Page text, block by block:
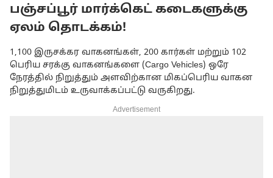
பஞ்சப்பூர் மார்க்கெட் கடைகளுக்கு
ஏலம் தொடக்கம்!
1,100 இருசக்கர வாகனங்கள், 200 கார்கள் மற்றும் 102
பெரிய சரக்கு வாகனங்களை (Cargo Vehicles) ஒரே
நேரத்தில் நிறுத்தும் அளவிற்கான மிகப்பெரிய வாகன
நிறுத்துமிடம் உருவாக்கப்பட்டு வருகிறது.
Advertisement